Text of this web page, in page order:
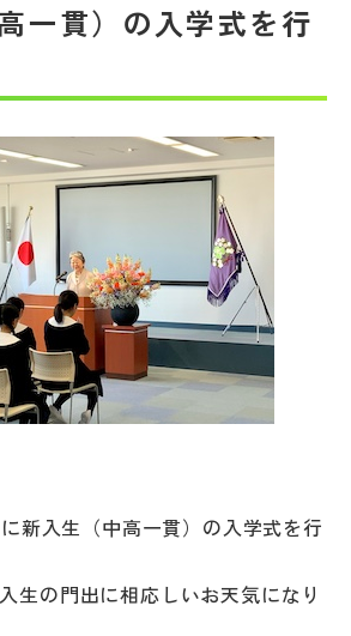
報
一貫）の入学式を行
新入生（中高一貫）の入学式を行
生の門出に相応しいお天気になり